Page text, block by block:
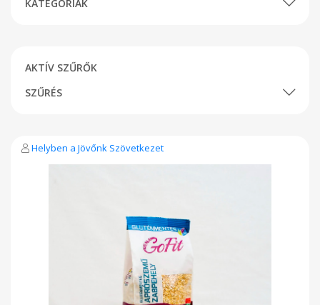
KATEGÓRIÁK
AKTÍV SZŰRŐK
SZŰRÉS
Helyben a Jövőnk Szövetkezet